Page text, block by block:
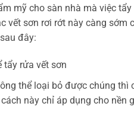
mỹ cho sàn nhà mà việc
vết sơn rơi rớt này càng sớm
đây:
tẩy rửa vết sơn
thể loại bỏ được chúng
này chỉ áp dụng cho nền